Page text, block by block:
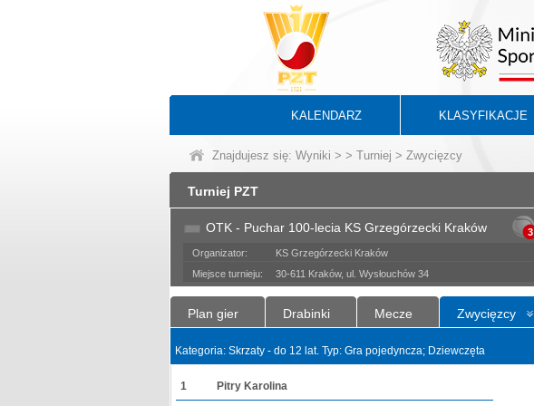
KALENDARZ KLASYFIKACJE
Znajdujesz się: Wyniki > > Turniej > Zwycięzcy
Turniej PZT
OTK - Puchar 100-lecia KS Grzegórzecki Kraków 3
Organizator:
KS Grzegórzecki Kraków
Miejsce turnieju:
30-611 Kraków, ul. Wysłouchów 34
Plan gier Drabinki Mecze Zwycięzcy
Kategoria: Skrzaty - do 12 lat. Typ: Gra pojedyncza; Dziewczęta
1 Pitry Karolina